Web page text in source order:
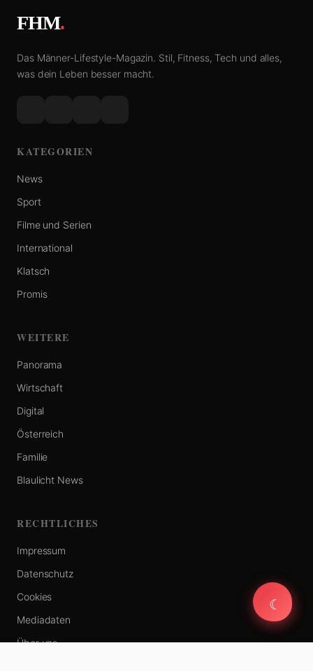
FHM.
Das Männer-Lifestyle-Magazin. Stil, Fitness, Tech und alles,
was dein Leben besser macht.
KATEGORIEN
News
Sport
Filme und Serien
International
Klatsch
Promis
WEITERE
Panorama
Wirtschaft
Digital
Österreich
Familie
Blaulicht News
RECHTLICHES
Impressum
Datenschutz
Cookies
Mediadaten
Über uns
☾
☾